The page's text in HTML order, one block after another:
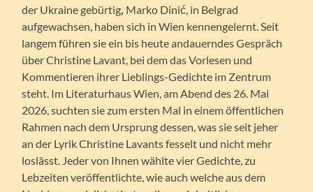
der Ukraine gebürtig, Marko Dinić, in Belgrad
aufgewachsen, haben sich in Wien kennengelernt. Seit
langem führen sie ein bis heute andauerndes Gespräch
über Christine Lavant, bei dem das Vorlesen und
Kommentieren ihrer Lieblings-Gedichte im Zentrum
steht. Im Literaturhaus Wien, am Abend des 26. Mai
2026, suchten sie zum ersten Mal in einem öffentlichen
Rahmen nach dem Ursprung dessen, was sie seit jeher
an der Lyrik Christine Lavants fesselt und nicht mehr
loslässt. Jeder von Ihnen wählte vier Gedichte, zu
Lebzeiten veröffentlichte, wie auch welche aus dem